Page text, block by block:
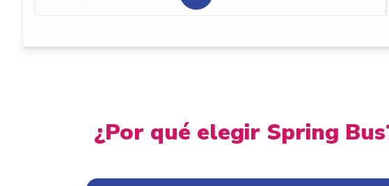
¿Por qué elegir Spring